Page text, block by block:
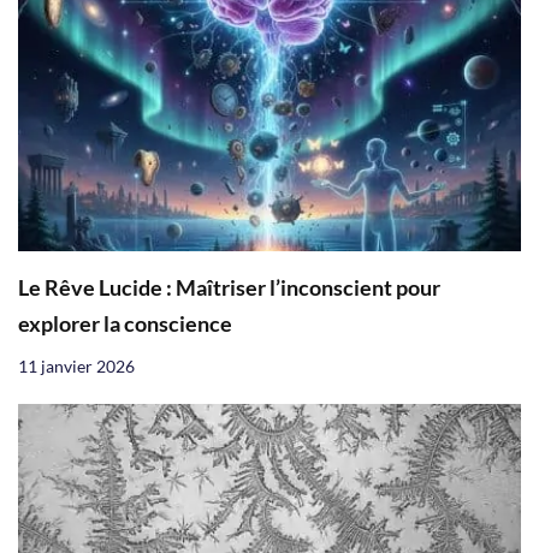
Le Rêve Lucide : Maîtriser l’inconscient pour
explorer la conscience
11 janvier 2026